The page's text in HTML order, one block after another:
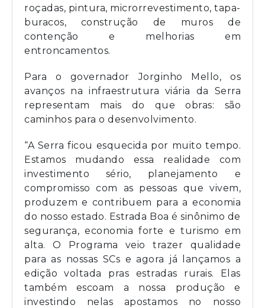
roçadas, pintura, microrrevestimento, tapa-
buracos, construção de muros de
contenção e melhorias em
entroncamentos.
Para o governador Jorginho Mello, os
avanços na infraestrutura viária da Serra
representam mais do que obras: são
caminhos para o desenvolvimento.
“A Serra ficou esquecida por muito tempo.
Estamos mudando essa realidade com
investimento sério, planejamento e
compromisso com as pessoas que vivem,
produzem e contribuem para a economia
do nosso estado. Estrada Boa é sinônimo de
segurança, economia forte e turismo em
alta. O Programa veio trazer qualidade
para as nossas SCs e agora já lançamos a
edição voltada pras estradas rurais. Elas
também escoam a nossa produção e
investindo nelas apostamos no nosso